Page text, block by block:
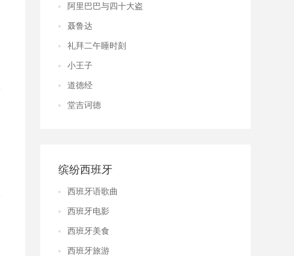
阿里巴巴与四十大盗
聂鲁达
礼拜二午睡时刻
小王子
道德经
堂吉诃德
缤纷西班牙
西班牙语歌曲
西班牙电影
西班牙美食
西班牙旅游